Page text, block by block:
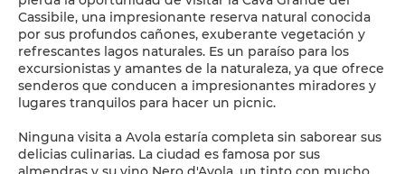
Cassibile, una impresionante reserva natural conocida
por sus profundos cañones, exuberante vegetación y
refrescantes lagos naturales. Es un paraíso para los
excursionistas y amantes de la naturaleza, ya que ofrece
senderos que conducen a impresionantes miradores y
lugares tranquilos para hacer un picnic.
Ninguna visita a Avola estaría completa sin saborear sus
delicias culinarias. La ciudad es famosa por sus